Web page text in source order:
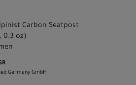
Carbon Seatpost
0.3 oz)
Germany GmbH